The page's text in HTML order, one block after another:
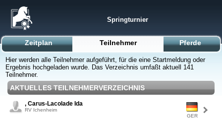
Springturnier
Zeitplan Teilnehmer Pferde
Hier werden alle Teilnehmer aufgeführt, für die eine Startmeldung oder
Ergebnis hochgeladen wurde. Das Verzeichnis umfaßt aktuell 141
Teilnehmer.
AKTUELLES TEILNEHMERVERZEICHNIS
GER
, Carus-Lacolade Ida
RV Ichenheim